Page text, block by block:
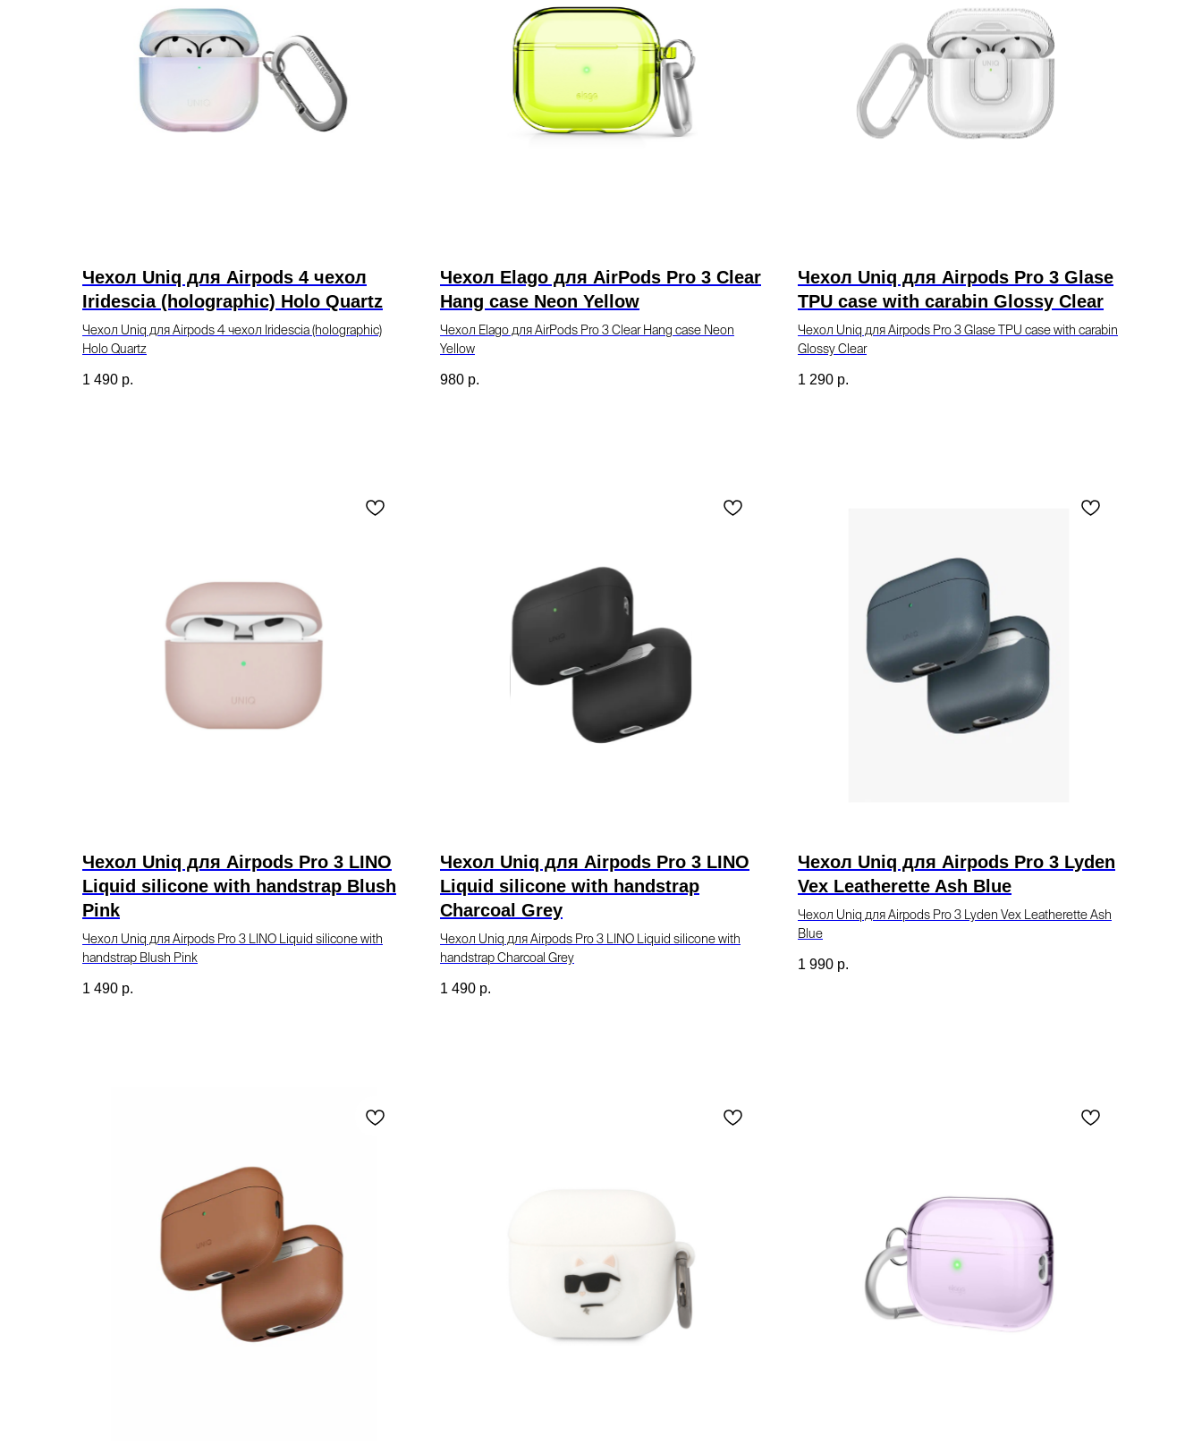
Чехол Uniq для Airpods 4 чехол
Iridescia (holographic) Holo Quartz
Чехол Uniq для Airpods 4 чехол Iridescia (holographic)
Holo Quartz
1 490 р.
Чехол Elago для AirPods Pro 3 Clear
Hang case Neon Yellow
Чехол Elago для AirPods Pro 3 Clear Hang case Neon
Yellow
980 р.
Чехол Uniq для Airpods Pro 3 Glase
TPU case with carabin Glossy Clear
Чехол Uniq для Airpods Pro 3 Glase TPU case with carabin
Glossy Clear
1 290 р.
Чехол Uniq для Airpods Pro 3 LINO
Liquid silicone with handstrap Blush
Pink
Чехол Uniq для Airpods Pro 3 LINO Liquid silicone with
handstrap Blush Pink
1 490 р.
Чехол Uniq для Airpods Pro 3 LINO
Liquid silicone with handstrap
Charcoal Grey
Чехол Uniq для Airpods Pro 3 LINO Liquid silicone with
handstrap Charcoal Grey
1 490 р.
Чехол Uniq для Airpods Pro 3 Lyden
Vex Leatherette Ash Blue
Чехол Uniq для Airpods Pro 3 Lyden Vex Leatherette Ash
Blue
1 990 р.